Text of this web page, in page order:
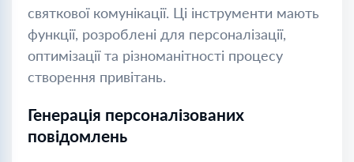
святкової комунікації. Ці інструменти мають
функції, розроблені для персоналізації,
оптимізації та різноманітності процесу
створення привітань.
Генерація персоналізованих
повідомлень